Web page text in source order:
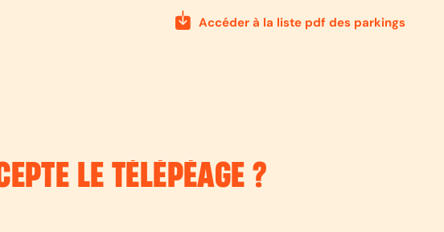
Accéder à la liste pdf des parkings
LE TÉLÉPÉAGE ?